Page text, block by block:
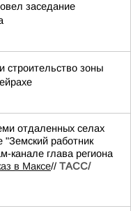
заседание
строительство зоны
отдаленных селах
"Земский работник
канале глава региона
в Максе// ТАСС/